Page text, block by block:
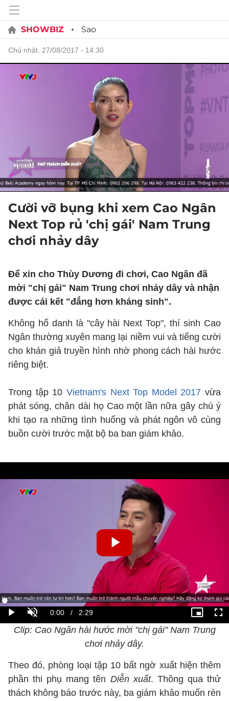
SHOWBIZ Sao
chủ nhật, 27/08/2017 - 14:30
Cười vỡ bụng khi xem Cao Ngân
Next Top rủ 'chị gái' Nam Trung
chơi nhảy dây
Để xin cho Thùy Dương đi chơi, Cao Ngân đã
mời "chị gái" Nam Trung chơi nhảy dây và nhận
được cái kết "đắng hơn kháng sinh".
Không hổ danh là "cây hài Next Top", thí sinh Cao
Ngân thường xuyên mang lại niềm vui và tiếng cười
cho khán giả truyền hình nhờ phong cách hài hước
riêng biệt.
Trong tập 10 Vietnam's Next Top Model 2017 vừa
phát sóng, chân dài họ Cao một lần nữa gây chú ý
khi tạo ra những tình huống và phát ngôn vô cùng
buồn cười trước mặt bộ ba ban giám khảo.
Clip: Cao Ngân hài hước mời "chị gái" Nam Trung
chơi nhảy dây.
Theo đó, phòng loại tập 10 bất ngờ xuất hiện thêm
phần thi phụ mang tên Diễn xuất. Thông qua thử
thách không báo trước này, ba giám khảo muốn rèn